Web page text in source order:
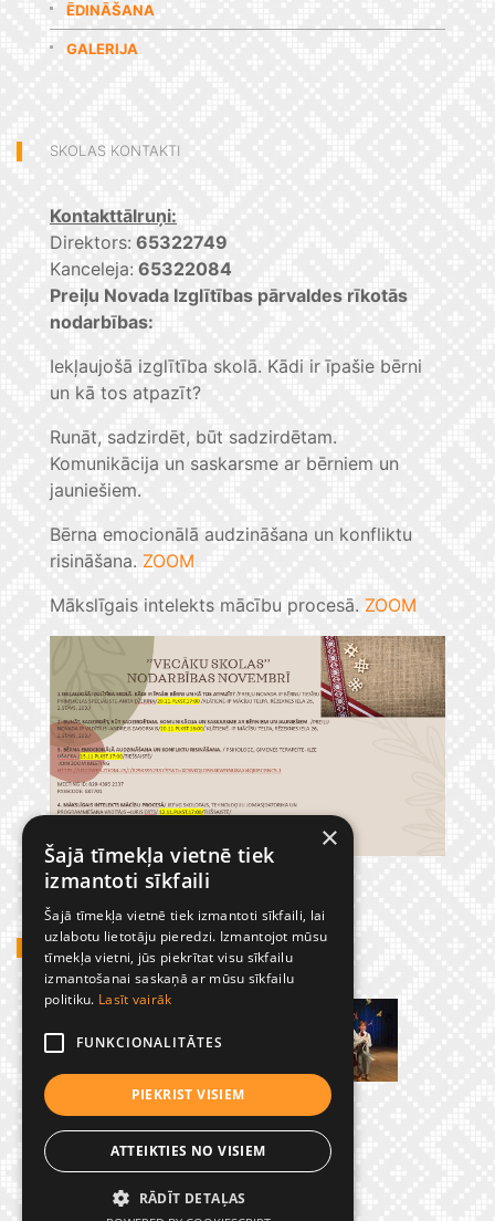
ĒDINĀŠANA
GALERIJA
SKOLAS KONTAKTI
Kontakttālruņi:
Direktors: 65322749
Kanceleja: 65322084
Preiļu Novada Izglītības pārvaldes rīkotās
nodarbības:
Iekļaujošā izglītība skolā. Kādi ir īpašie bērni
un kā tos atpazīt?
Runāt, sadzirdēt, būt sadzirdētam.
Komunikācija un saskarsme ar bērniem un
jauniešiem.
Bērna emocionālā audzināšana un konfliktu
risināšana. ZOOM
Mākslīgais intelekts mācību procesā. ZOOM
GADĪJUMBILDES
×
Šajā tīmekļa vietnē tiek
izmantoti sīkfaili
Šajā tīmekļa vietnē tiek izmantoti sīkfaili, lai
uzlabotu lietotāju pieredzi. Izmantojot mūsu
tīmekļa vietni, jūs piekrītat visu sīkfailu
izmantošanai saskaņā ar mūsu sīkfailu
politiku. Lasīt vairāk
FUNKCIONALITĀTES
PIEKRIST VISIEM
ATTEIKTIES NO VISIEM
RĀDĪT DETAĻAS